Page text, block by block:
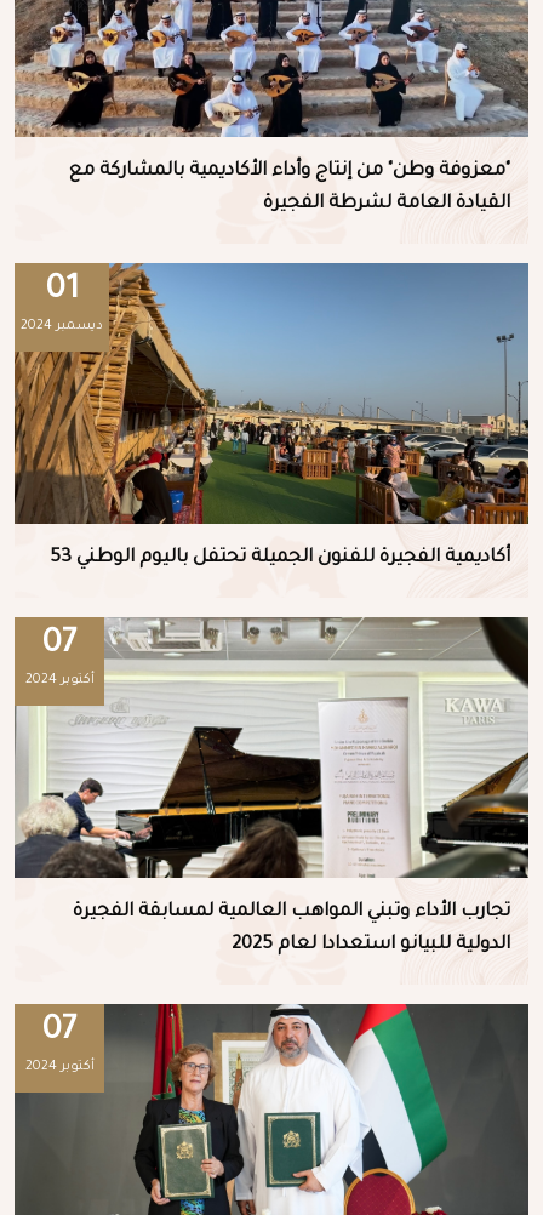
"معزوفة وطن" من إنتاج وأداء الأكاديمية بالمشاركة مع
القيادة العامة لشرطة الفجيرة
01
ديسمبر 2024
أكاديمية الفجيرة للفنون الجميلة تحتفل باليوم الوطني 53
07
أكتوبر 2024
تجارب الأداء وتبني المواهب العالمية لمسابقة الفجيرة
الدولية للبيانو استعدادا لعام 2025
07
أكتوبر 2024